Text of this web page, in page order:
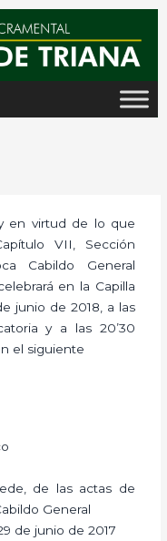
en virtud de lo que
VII, Sección
Cabildo General
en la Capilla
junio de 2018, a las
y a las 20’30
el siguiente
de las actas de
General
de junio de 2017